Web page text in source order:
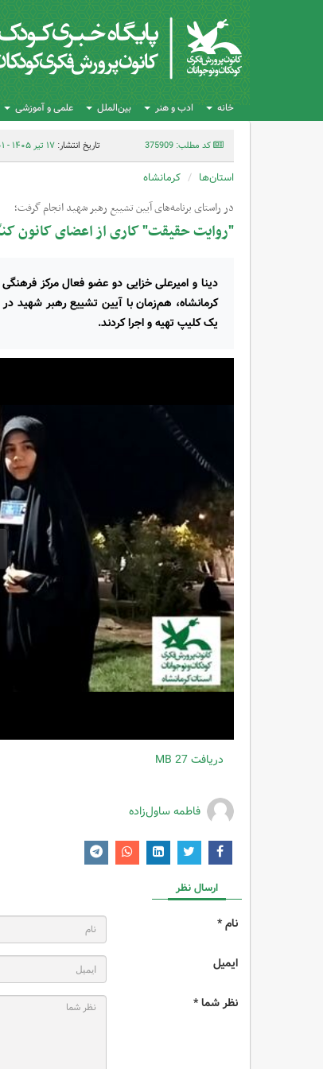
خانه ادب و هنر بین‌الملل علمی و آموزشی
کد مطلب: 375909 تاریخ انتشار:۱۷ تیر ۱۴۰۵ - ۰۸:۰۱
استان‌ها کرمانشاه
در راستای برنامه‌های آیین تشییع رهبر شهید انجام گرفت؛
"روایت حقیقت" کاری از اعضای کانون
دینا و امیرعلی خزایی دو عضو فعال مرکز
کرمانشاه، هم‌زمان با آیین تشییع رهبر شهید
یک کلیپ تهیه و اجرا کردند.
دریافت27 MB
فاطمه ساول‌زاده
ارسال نظر
نام *
ایمیل
نظر شما *